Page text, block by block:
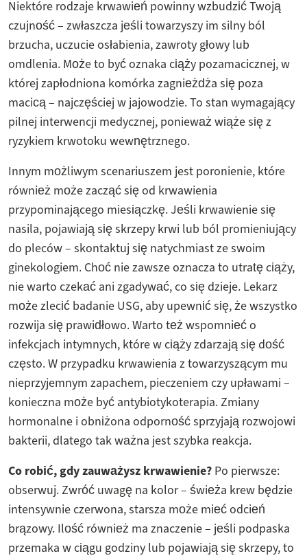
Niektóre rodzaje krwawień powinny wzbudzić Twoją
czujność – zwłaszcza jeśli towarzyszy im silny ból
brzucha, uczucie osłabienia, zawroty głowy lub
omdlenia. Może to być oznaka ciąży pozamacicznej, w
której zapłodniona komórka zagnieżdża się poza
macicą – najczęściej w jajowodzie. To stan wymagający
pilnej interwencji medycznej, ponieważ wiąże się z
ryzykiem krwotoku wewnętrznego.
Innym możliwym scenariuszem jest poronienie, które
również może zacząć się od krwawienia
przypominającego miesiączkę. Jeśli krwawienie się
nasila, pojawiają się skrzepy krwi lub ból promieniujący
do pleców – skontaktuj się natychmiast ze swoim
ginekologiem. Choć nie zawsze oznacza to utratę ciąży,
nie warto czekać ani zgadywać, co się dzieje. Lekarz
może zlecić badanie USG, aby upewnić się, że wszystko
rozwija się prawidłowo. Warto też wspomnieć o
infekcjach intymnych, które w ciąży zdarzają się dość
często. W przypadku krwawienia z towarzyszącym mu
nieprzyjemnym zapachem, pieczeniem czy upławami –
konieczna może być antybiotykoterapia. Zmiany
hormonalne i obniżona odporność sprzyjają rozwojowi
bakterii, dlatego tak ważna jest szybka reakcja.
Co robić, gdy zauważysz krwawienie? Po pierwsze:
obserwuj. Zwróć uwagę na kolor – świeża krew będzie
intensywnie czerwona, starsza może mieć odcień
brązowy. Ilość również ma znaczenie – jeśli podpaska
przemaka w ciągu godziny lub pojawiają się skrzepy, to